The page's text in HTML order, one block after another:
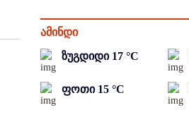
ამინდი
ზუგდიდი 17 °C
ფოთი 15 °C